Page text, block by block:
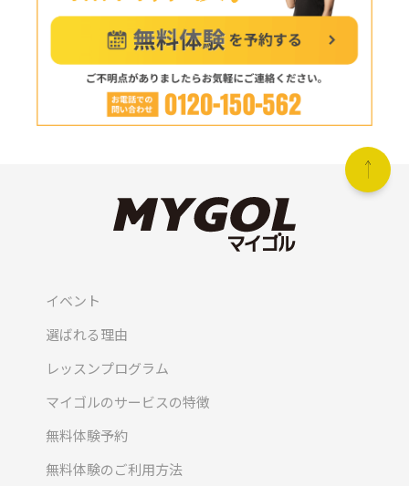
イベント
選ばれる理由
レッスンプログラム
マイゴルのサービスの特徴
無料体験予約
無料体験のご利用方法